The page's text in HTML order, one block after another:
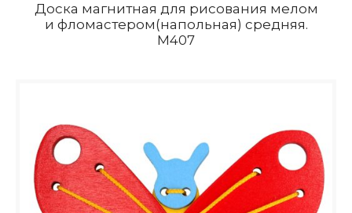
Доска магнитная для рисования мелом
и фломастером(напольная) средняя.
M407